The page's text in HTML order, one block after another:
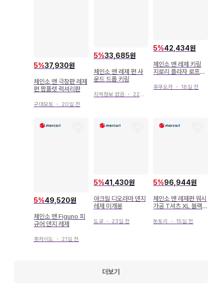
5%37,930원
체인소 맨 극장판 레제
편 팜플렛 럭셔리판
구마모토 ・ 20일 전
5%33,685원
체인소 맨 레제 편 사
운드 드롭 키링
지역정보 없음 ・ 22일 전
5%42,434원
체인소 맨 레제 키링
지로리 플라자 로프트
후쿠오카 ・ 18일 전
5%49,520원
체인소 맨 Figuno 피
규어 덴지 레제
홋카이도 ・ 21일 전
5%41,430원
아크릴 디오라마 덴지
레제 미개봉
도쿄 ・ 23일 전
5%96,944원
체인소 맨 레제편 워시
가공 T셔츠 XL 블랙
돗토리 ・ 15일 전
더보기